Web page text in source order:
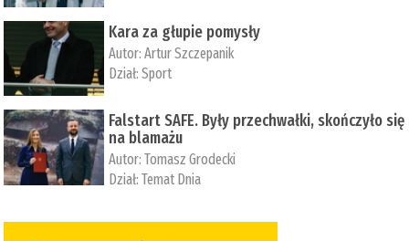
Kara za głupie pomysły
Autor:Artur Szczepanik
Dział:Sport
Falstart SAFE. Były przechwałki, skończyło się
na blamażu
Autor:Tomasz Grodecki
Dział:Temat Dnia